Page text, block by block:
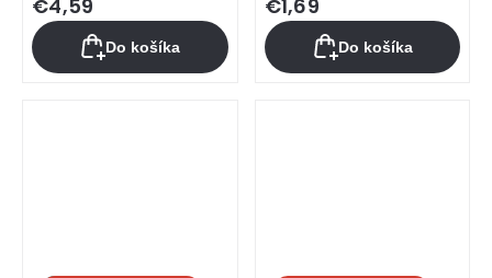
€4,59
Do košíka
€1,69
Do košíka